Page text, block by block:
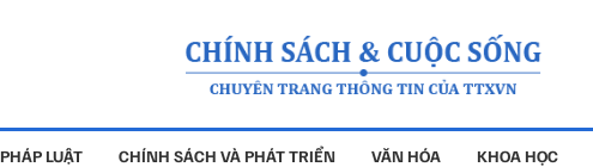
PHÁP LUẬT CHÍNH SÁCH VÀ PHÁT TRIỂN VĂN HÓA KHOA HỌC